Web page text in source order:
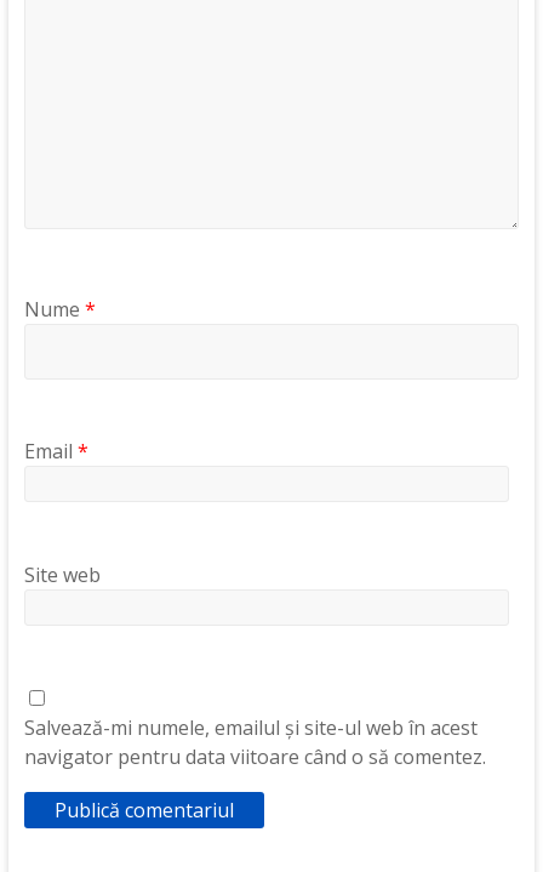
Nume *
Email *
Site web
Salvează-mi numele, emailul și site-ul web în acest
navigator pentru data viitoare când o să comentez.